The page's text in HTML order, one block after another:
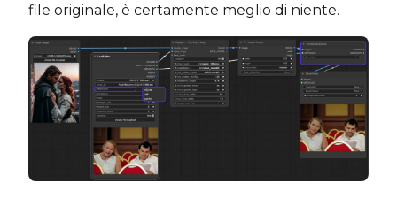
file originale, è certamente meglio di niente.